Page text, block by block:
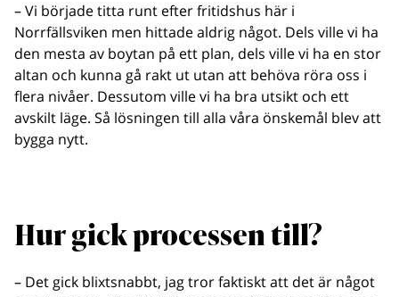
– Vi började titta runt efter fritidshus här i
Norrfällsviken men hittade aldrig något. Dels ville vi ha
den mesta av boytan på ett plan, dels ville vi ha en stor
altan och kunna gå rakt ut utan att behöva röra oss i
flera nivåer. Dessutom ville vi ha bra utsikt och ett
avskilt läge. Så lösningen till alla våra önskemål blev att
bygga nytt.
Hur gick processen till?
– Det gick blixtsnabbt, jag tror faktiskt att det är något